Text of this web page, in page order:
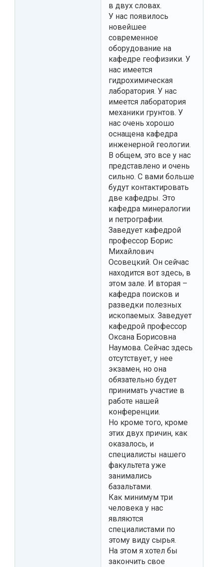
в двух словах.
У нас появилось
новейшее
современное
оборудование на
кафедре геофизики. У
нас имеется
гидрохимическая
лаборатория. У нас
имеется лаборатория
механики грунтов. У
нас очень хорошо
оснащена кафедра
инженерной геологии.
В общем, это все у нас
представлено и очень
сильно. С вами больше
будут контактировать
две кафедры. Это
кафедра минералогии
и петрографии.
Заведует кафедрой
профессор Борис
Михайлович
Осовецкий. Он сейчас
находится вот здесь, в
этом зале. И вторая –
кафедра поисков и
разведки полезных
ископаемых. Заведует
кафедрой профессор
Оксана Борисовна
Наумова. Сейчас здесь
отсутствует, у нее
экзамен, но она
обязательно будет
принимать участие в
работе нашей
конференции.
Но кроме того, кроме
этих двух причин, как
оказалось, и
специалисты нашего
факультета уже
занимались
базальтами.
Как минимум три
человека у нас
являются
специалистами по
этому виду сырья.
На этом я хотел бы
закончить свое